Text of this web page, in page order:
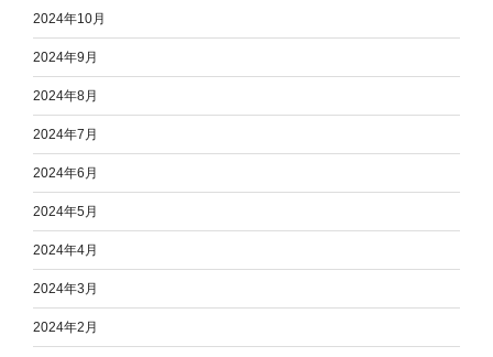
2024年10月
2024年9月
2024年8月
2024年7月
2024年6月
2024年5月
2024年4月
2024年3月
2024年2月